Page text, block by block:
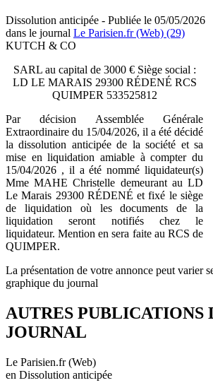
Dissolution anticipée - Publiée le 05/05/2026
dans le journal Le Parisien.fr (Web) (29)
KUTCH & CO
SARL au capital de 3000 € Siège social :
LD LE MARAIS 29300 RÉDENÉ RCS
QUIMPER 533525812
Par décision Assemblée Générale
Extraordinaire du 15/04/2026, il a été décidé
la dissolution anticipée de la société et sa
mise en liquidation amiable à compter du
15/04/2026 , il a été nommé liquidateur(s)
Mme MAHE Christelle demeurant au LD
Le Marais 29300 RÉDENÉ et fixé le siège
de liquidation où les documents de la
liquidation seront notifiés chez le
liquidateur. Mention en sera faite au RCS de
QUIMPER.
La présentation de votre annonce peut varier
graphique du journal
AUTRES PUBLICATIONS
JOURNAL
Le Parisien.fr (Web)
en Dissolution anticipée